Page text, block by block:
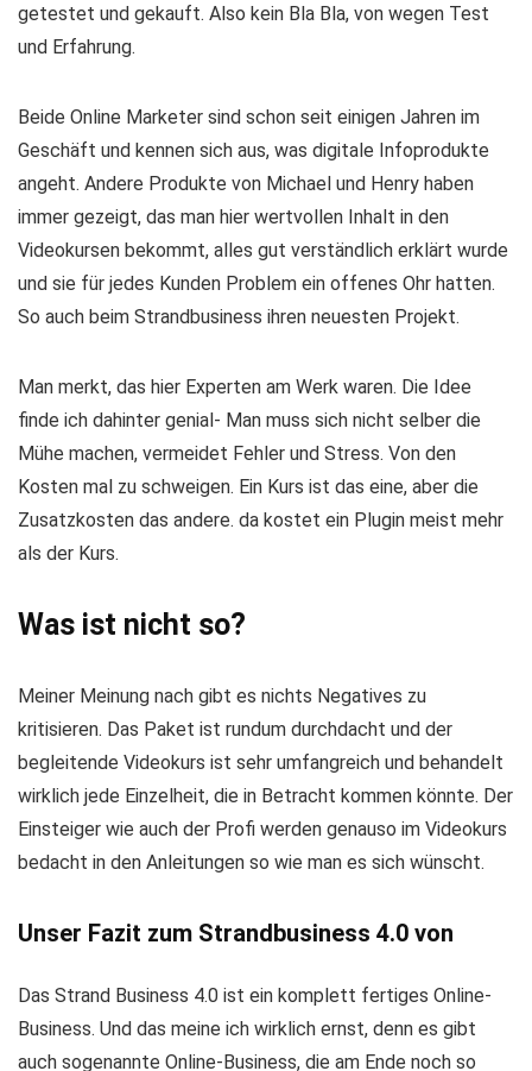
getestet und gekauft. Also kein Bla Bla, von wegen Test
und Erfahrung.
Beide Online Marketer sind schon seit einigen Jahren im
Geschäft und kennen sich aus, was digitale Infoprodukte
angeht. Andere Produkte von Michael und Henry haben
immer gezeigt, das man hier wertvollen Inhalt in den
Videokursen bekommt, alles gut verständlich erklärt wurde
und sie für jedes Kunden Problem ein offenes Ohr hatten.
So auch beim Strandbusiness ihren neuesten Projekt.
Man merkt, das hier Experten am Werk waren. Die Idee
finde ich dahinter genial- Man muss sich nicht selber die
Mühe machen, vermeidet Fehler und Stress. Von den
Kosten mal zu schweigen. Ein Kurs ist das eine, aber die
Zusatzkosten das andere. da kostet ein Plugin meist mehr
als der Kurs.
Was ist nicht so?
Meiner Meinung nach gibt es nichts Negatives zu
kritisieren. Das Paket ist rundum durchdacht und der
begleitende Videokurs ist sehr umfangreich und behandelt
wirklich jede Einzelheit, die in Betracht kommen könnte. Der
Einsteiger wie auch der Profi werden genauso im Videokurs
bedacht in den Anleitungen so wie man es sich wünscht.
Unser Fazit zum Strandbusiness 4.0 von
Das Strand Business 4.0 ist ein komplett fertiges Online-
Business. Und das meine ich wirklich ernst, denn es gibt
auch sogenannte Online-Business, die am Ende noch so